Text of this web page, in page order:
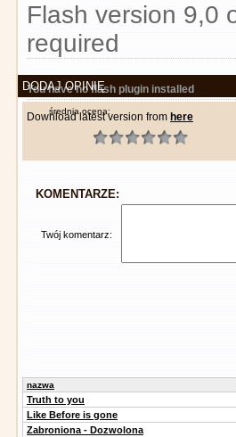
Flash version 9,0
required
You have no flash plugin installed
Download latest version from here
DODAJ OPINIĘ
średnia ocena:
KOMENTARZE:
Twój komentarz:
nazwa
Truth to you
Like Before is gone
Zabroniona - Dozwolona